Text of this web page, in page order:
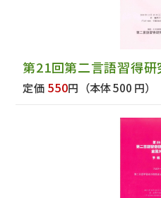
第21回第二言語習得
定価 550円 （本体 500 円）